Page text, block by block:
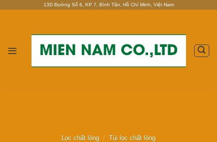
13D Đường Số 6, KP 7, Bình Tân, Hồ Chí Minh, Việt Nam
Lọc chất lỏng / Túi lọc chất lỏng